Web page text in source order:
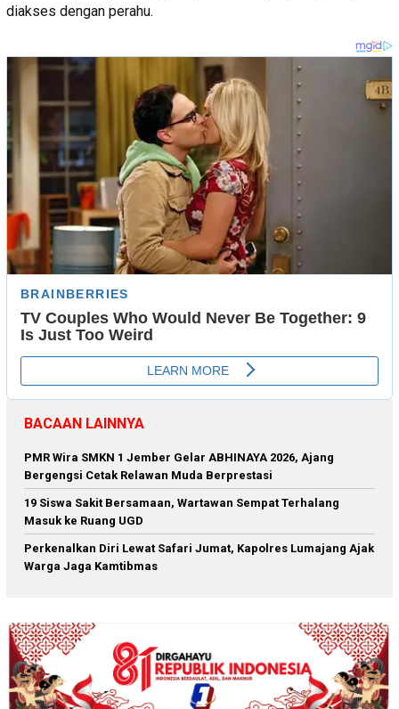
diakses dengan perahu.
BACAAN LAINNYA
PMR Wira SMKN 1 Jember Gelar ABHINAYA 2026, Ajang
Bergengsi Cetak Relawan Muda Berprestasi
19 Siswa Sakit Bersamaan, Wartawan Sempat Terhalang
Masuk ke Ruang UGD
Perkenalkan Diri Lewat Safari Jumat, Kapolres Lumajang Ajak
Warga Jaga Kamtibmas